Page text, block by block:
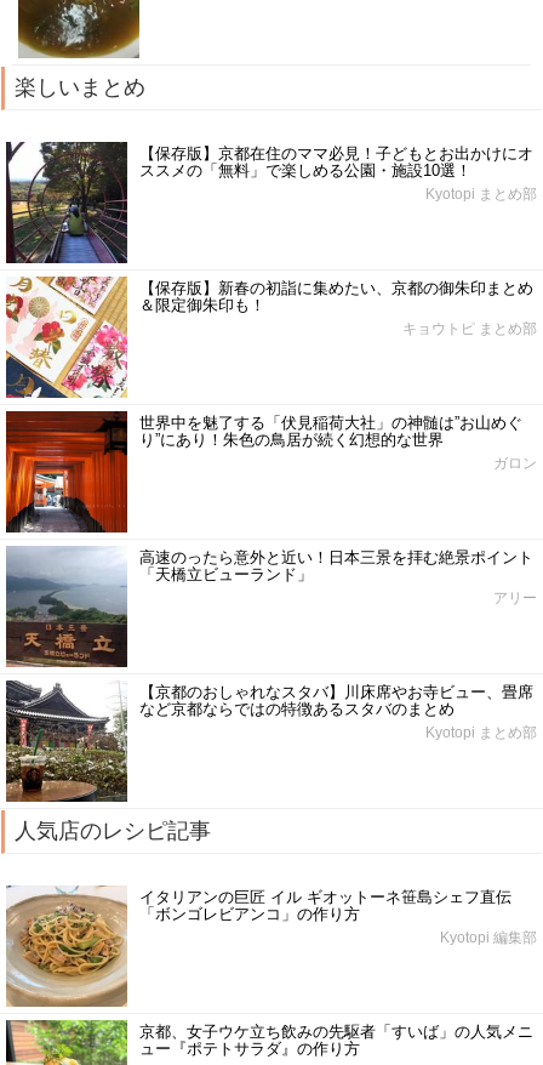
楽しいまとめ
【保存版】京都在住のママ必見！子どもとお出かけにオ
ススメの「無料」で楽しめる公園・施設10選！
Kyotopi まとめ部
【保存版】新春の初詣に集めたい、京都の御朱印まとめ
＆限定御朱印も！
キョウトピ まとめ部
世界中を魅了する「伏見稲荷大社」の神髄は”お山めぐ
り”にあり！朱色の鳥居が続く幻想的な世界
ガロン
高速のったら意外と近い！日本三景を拝む絶景ポイント
「天橋立ビューランド」
アリー
【京都のおしゃれなスタバ】川床席やお寺ビュー、畳席
など京都ならではの特徴あるスタバのまとめ
Kyotopi まとめ部
人気店のレシピ記事
イタリアンの巨匠 イル ギオットーネ笹島シェフ直伝
「ボンゴレビアンコ」の作り方
Kyotopi 編集部
京都、女子ウケ立ち飲みの先駆者「すいば」の人気メニ
ュー『ポテトサラダ』の作り方